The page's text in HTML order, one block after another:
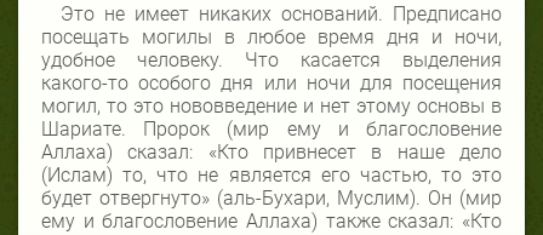
Это не имеет никаких оснований. Предписано
посещать могилы в любое время дня и ночи,
удобное человеку. Что касается выделения
какого-то особого дня или ночи для посещения
могил, то это нововведение и нет этому основы в
Шариате. Пророк (мир ему и благословение
Аллаха) сказал: «Кто привнесет в наше дело
(Ислам) то, что не является его частью, то это
будет отвергнуто» (аль-Бухари, Муслим). Он (мир
ему и благословение Аллаха) также сказал: «Кто